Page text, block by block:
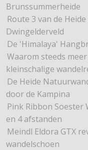
Brunssummerheide
Route 3 van de
Dwingelderveld
De 'Himalaya'
Waarom steeds
kleinschalige
De Heide
door de Kampina
Pink Ribbon
en 4 afstanden
Meindl Eldora GTX
wandelschoen